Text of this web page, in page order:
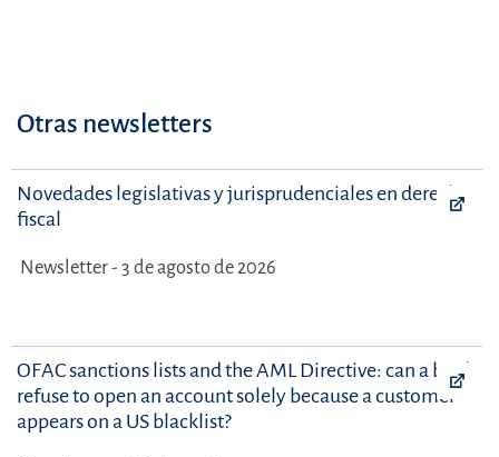
Otras newsletters
Novedades legislativas y jurisprudenciales en derecho
fiscal
Newsletter - 3 de agosto de 2026
OFAC sanctions lists and the AML Directive: can a bank
refuse to open an account solely because a customer
appears on a US blacklist?